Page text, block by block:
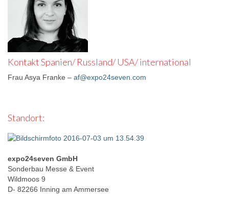
Kontakt Spanien/ Russland/ USA/ international
Frau Asya Franke – af@expo24seven.com
Standort:
expo24seven GmbH
Sonderbau Messe & Event
Wildmoos 9
D- 82266 Inning am Ammersee